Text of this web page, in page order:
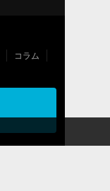
コラム